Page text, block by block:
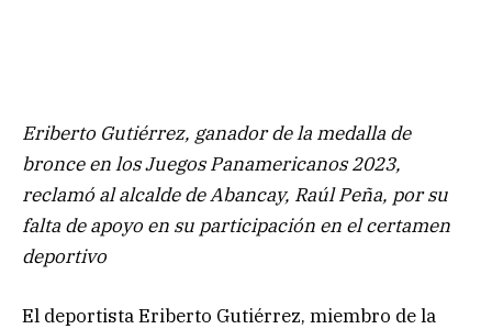
Eriberto Gutiérrez, ganador de la medalla de
bronce en los Juegos Panamericanos 2023,
reclamó al alcalde de Abancay, Raúl Peña, por su
falta de apoyo en su participación en el certamen
deportivo
El deportista Eriberto Gutiérrez, miembro de la